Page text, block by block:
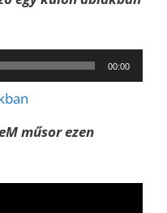
00:00
műsor ezen